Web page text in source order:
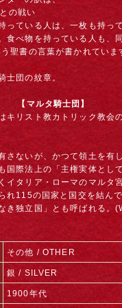
の戦い
っている人は、一枚も持っ
食べ物を持っている人も、
聖書の言葉が書かれていま
士団の紋章。
【マルタ騎士団】
キリスト教カトリック教会
さないが、かつて領土を有
国際法上の「主権実体とし
イタリア・ローマのマルタ
れ115の国家と国交を結ん
き独立国」とも呼ばれる。
その他 / OTHER
銀 / SILVER
1900年代